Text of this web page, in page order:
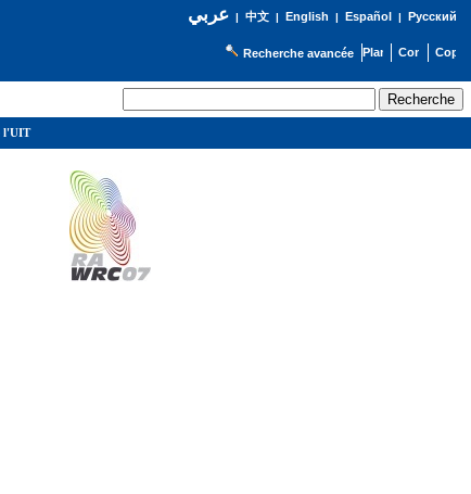
عربي| 中文| English | Español | Русский
Recherche avancée
l'UIT